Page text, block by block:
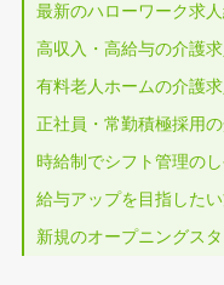
最新のハローワーク求
高収入・高給与の介護求
有料老人ホームの介護求
正社員・常勤積極採用
時給制でシフト管理の
給与アップを目指した
新規のオープニングス